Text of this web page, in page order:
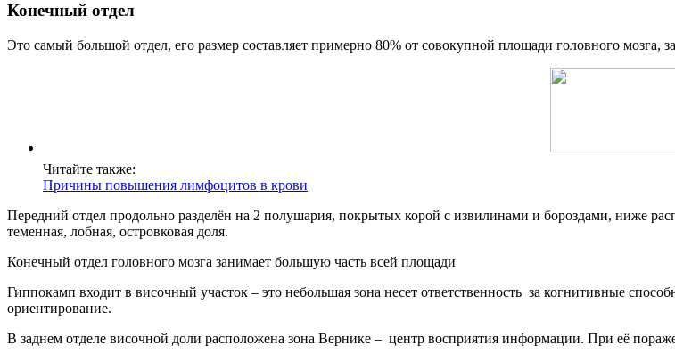
Конечный отдел
Это самый большой отдел, его размер составляет примерно 80% от совокупной площади головного мозга,
Читайте также:
Причины повышения лимфоцитов в крови
Передний отдел продольно разделён на 2 полушария, покрытых корой с извилинами и бороздами, ниже
теменная, лобная, островковая доля.
Конечный отдел головного мозга занимает большую часть всей площади
Гиппокамп входит в височный участок – это небольшая зона несет ответственность за когнитивные
ориентирование.
В заднем отделе височной доли расположена зона Вернике – центр восприятия информации. При её